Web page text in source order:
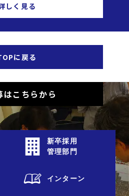
しく見る
に戻る
はこちらから
新卒採用
管理部門
インターン